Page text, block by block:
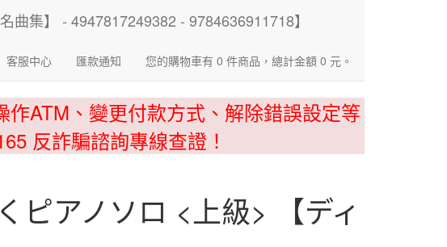
客服中心 匯款通知 您的購物車有 0 件商品，總計金額 0 元。
ATM、變更付款方式、解除錯誤設定等
反詐騙諮詢專線查證！
ピアノソロ <上級> 【ディ